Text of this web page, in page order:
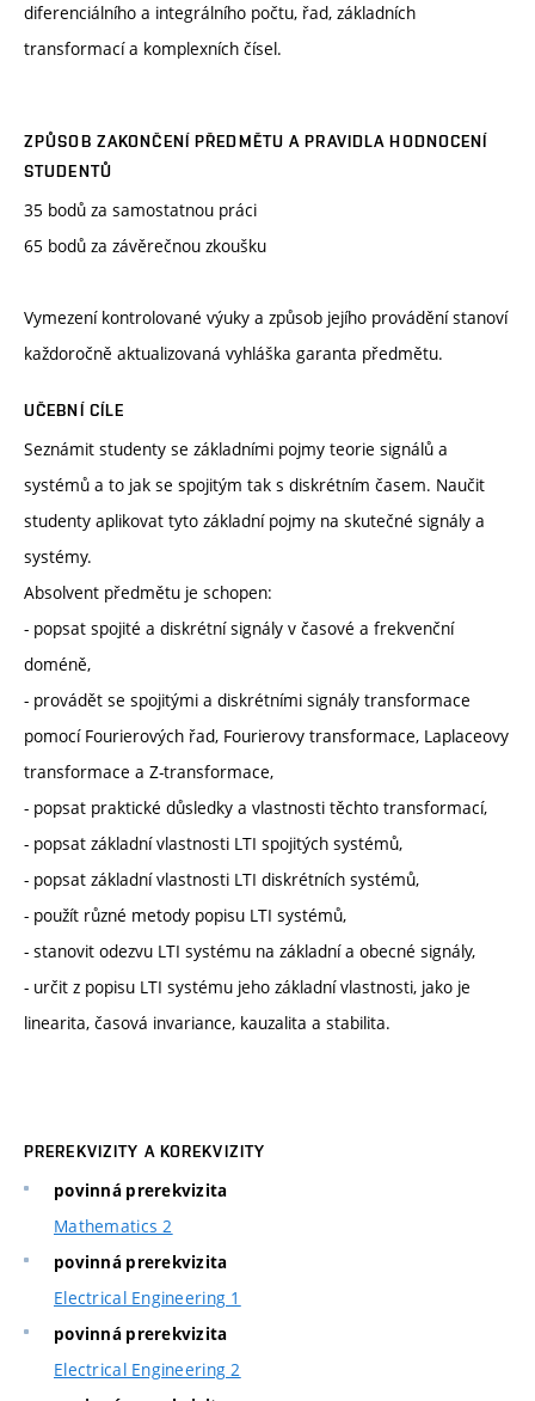
diferenciálního a integrálního počtu, řad, základních
transformací a komplexních čísel.
ZPŮSOB ZAKONČENÍ PŘEDMĚTU A PRAVIDLA HODNOCENÍ
STUDENTŮ
35 bodů za samostatnou práci
65 bodů za závěrečnou zkoušku
Vymezení kontrolované výuky a způsob jejího provádění stanoví
každoročně aktualizovaná vyhláška garanta předmětu.
UČEBNÍ CÍLE
Seznámit studenty se základními pojmy teorie signálů a
systémů a to jak se spojitým tak s diskrétním časem. Naučit
studenty aplikovat tyto základní pojmy na skutečné signály a
systémy.
Absolvent předmětu je schopen:
- popsat spojité a diskrétní signály v časové a frekvenční
doméně,
- provádět se spojitými a diskrétními signály transformace
pomocí Fourierových řad, Fourierovy transformace, Laplaceovy
transformace a Z-transformace,
- popsat praktické důsledky a vlastnosti těchto transformací,
- popsat základní vlastnosti LTI spojitých systémů,
- popsat základní vlastnosti LTI diskrétních systémů,
- použít různé metody popisu LTI systémů,
- stanovit odezvu LTI systému na základní a obecné signály,
- určit z popisu LTI systému jeho základní vlastnosti, jako je
linearita, časová invariance, kauzalita a stabilita.
PREREKVIZITY A KOREKVIZITY
povinná prerekvizita
Mathematics 2
povinná prerekvizita
Electrical Engineering 1
povinná prerekvizita
Electrical Engineering 2